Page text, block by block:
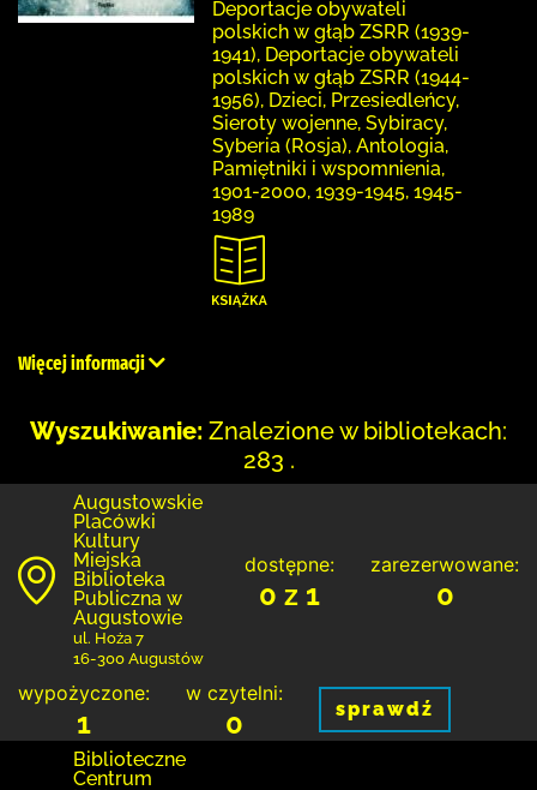
Deportacje obywateli
polskich w głąb ZSRR (1939-
1941), Deportacje obywateli
polskich w głąb ZSRR (1944-
1956), Dzieci, Przesiedleńcy,
Sieroty wojenne, Sybiracy,
Syberia (Rosja), Antologia,
Pamiętniki i wspomnienia,
1901-2000, 1939-1945, 1945-
1989
Więcej informacji
Wyszukiwanie: Znalezione w bibliotekach:
283 .
Augustowskie
Placówki
Kultury
Miejska
Biblioteka
Publiczna w
Augustowie
ul. Hoża 7
16-300 Augustów
dostępne:
0 z 1
zarezerwowane:
0
wypożyczone:
1
w czytelni:
0 sprawdź
Biblioteczne
Centrum